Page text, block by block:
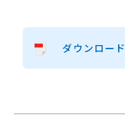
ダウンロード